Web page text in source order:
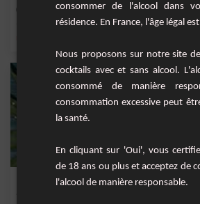
Bananacoco
consommer de l'alcool dans
résidence. En France, l'âge légal
Nous proposons sur notre site
cocktails avec et sans alcool.
consommé de manière
consommation excessive peut
la santé.
En cliquant sur 'Oui', vous
de 18 ans ou plus et acceptez de
l'alcool de manière responsable.